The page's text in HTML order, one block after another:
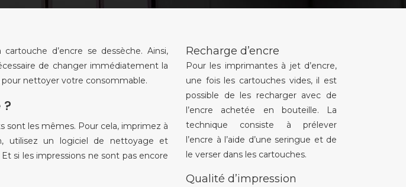
d’encre se dessèche. Ainsi,
de changer immédiatement la
nettoyer votre consommable.
sont les mêmes. Pour cela, imprimez à
utilisez un logiciel de nettoyage et
si les impressions ne sont pas encore
Recharge d’encre
Pour les imprimantes à jet d’encre,
une fois les cartouches vides, il est
possible de les recharger avec de
l’encre achetée en bouteille. La
technique consiste à prélever
l’encre à l’aide d’une seringue et de
le verser dans les cartouches.
Qualité d’impression